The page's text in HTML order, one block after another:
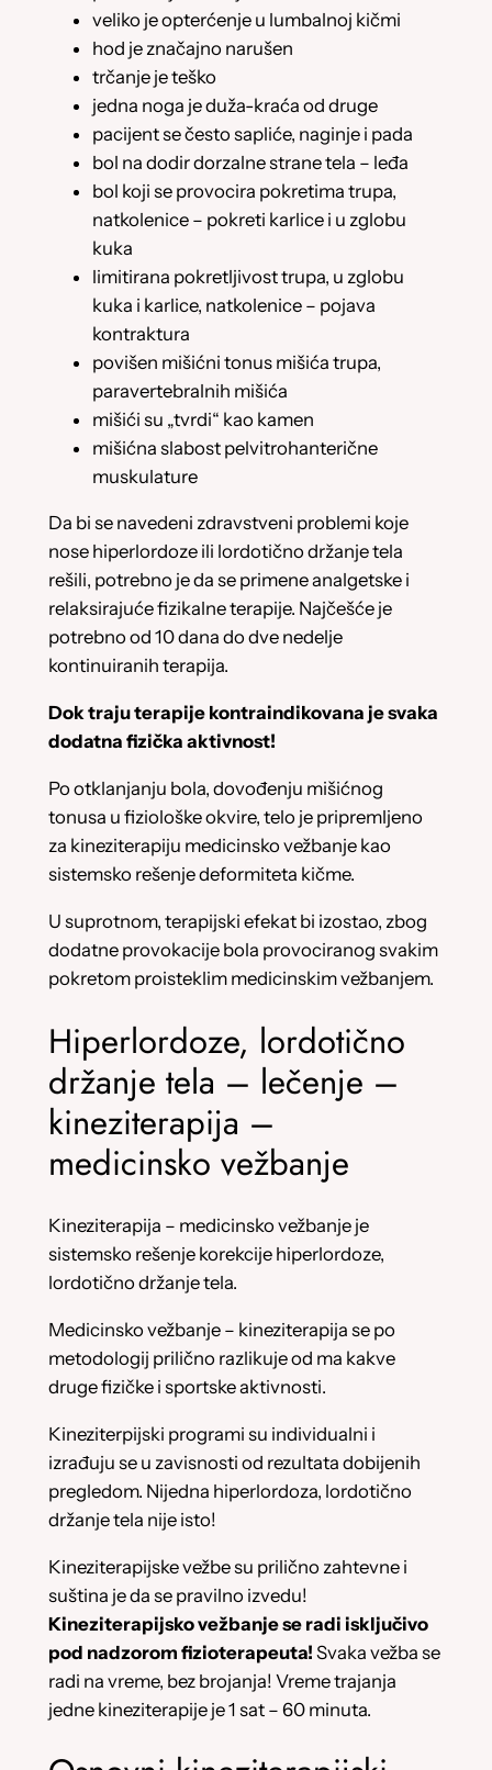
veliko je opterćenje u lumbalnoj kičmi
hod je značajno narušen
trčanje je teško
jedna noga je duža-kraća od druge
pacijent se često sapliće, naginje i pada
bol na dodir dorzalne strane tela – leđa
bol koji se provocira pokretima trupa,
natkolenice – pokreti karlice i u zglobu
kuka
limitirana pokretljivost trupa, u zglobu
kuka i karlice, natkolenice – pojava
kontraktura
povišen mišićni tonus mišića trupa,
paravertebralnih mišića
mišići su „tvrdi“ kao kamen
mišićna slabost pelvitrohanterične
muskulature
Da bi se navedeni zdravstveni problemi koje
nose hiperlordoze ili lordotično držanje tela
rešili, potrebno je da se primene analgetske i
relaksirajuće fizikalne terapije. Najčešće je
potrebno od 10 dana do dve nedelje
kontinuiranih terapija.
Dok traju terapije kontraindikovana je svaka
dodatna fizička aktivnost!
Po otklanjanju bola, dovođenju mišićnog
tonusa u fiziološke okvire, telo je pripremljeno
za kineziterapiju medicinsko vežbanje kao
sistemsko rešenje deformiteta kičme.
U suprotnom, terapijski efekat bi izostao, zbog
dodatne provokacije bola provociranog svakim
pokretom proisteklim medicinskim vežbanjem.
Hiperlordoze, lordotično
držanje tela – lečenje –
kineziterapija –
medicinsko vežbanje
Kineziterapija – medicinsko vežbanje je
sistemsko rešenje korekcije hiperlordoze,
lordotično držanje tela.
Medicinsko vežbanje – kineziterapija se po
metodologij prilično razlikuje od ma kakve
druge fizičke i sportske aktivnosti.
Kineziterpijski programi su individualni i
izrađuju se u zavisnosti od rezultata dobijenih
pregledom. Nijedna hiperlordoza, lordotično
držanje tela nije isto!
Kineziterapijske vežbe su prilično zahtevne i
suština je da se pravilno izvedu!
Kineziterapijsko vežbanje se radi isključivo
pod nadzorom fizioterapeuta! Svaka vežba se
radi na vreme, bez brojanja! Vreme trajanja
jedne kineziterapije je 1 sat – 60 minuta.